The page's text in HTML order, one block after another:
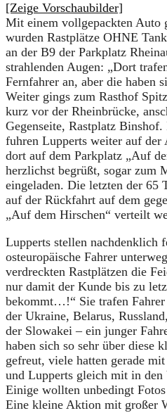
[Zeige Vorschaubilder]
Mit einem vollgepackten Auto
wurden Rastplätze OHNE
an der B9 der Parkplatz
strahlenden Augen: „Dort
Fernfahrer an, aber die haben
Weiter gings zum Rasthof
kurz vor der Rheinbrücke,
Gegenseite, Rastplatz
fuhren Lupperts weiter auf der
dort auf dem Parkplatz „Auf
herzlichst begrüßt, sogar zum
eingeladen. Die letzten der 65
auf der Rückfahrt auf dem
„Auf dem Hirschen“ verteilt
Lupperts stellen nachdenklich
osteuropäische Fahrer
verdreckten Rastplätzen die
nur damit der Kunde bis zu
bekommt…!“ Sie trafen
der Ukraine, Belarus,
der Slowakei – ein junger
haben sich so sehr über diese
gefreut, viele hatten gerade
und Lupperts gleich mit in den
Einige wollten unbedingt
Eine kleine Aktion mit großer